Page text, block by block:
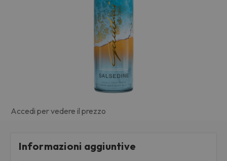
Accedi per vedere il prezzo
Informazioni aggiuntive